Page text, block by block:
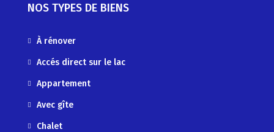
NOS TYPES DE BIENS
À rénover
Accés direct sur le lac
Appartement
Avec gîte
Chalet